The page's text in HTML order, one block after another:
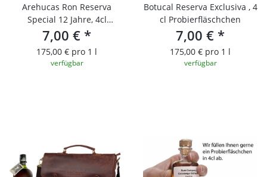
Arehucas Ron Reserva
Special 12 Jahre, 4cl
Probierfläschchen
7,00 € *
175,00 € pro 1 l
verfügbar
Botucal Reserva Exclusiva , 4
cl Probierfläschchen
7,00 € *
175,00 € pro 1 l
verfügbar